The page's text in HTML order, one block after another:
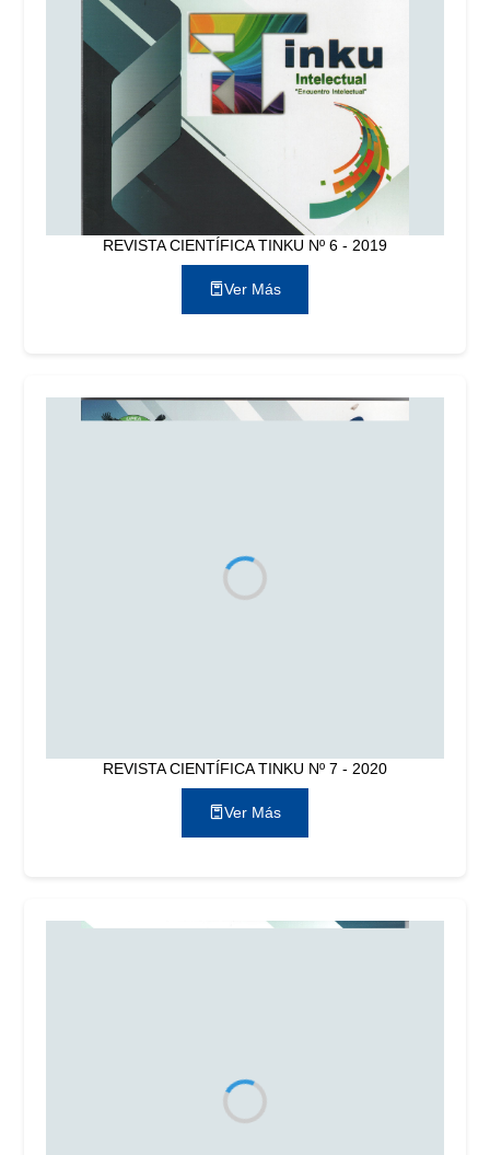
REVISTA CIENTÍFICA TINKU Nº 6 - 2019
Ver Más
REVISTA CIENTÍFICA TINKU Nº 7 - 2020
Ver Más